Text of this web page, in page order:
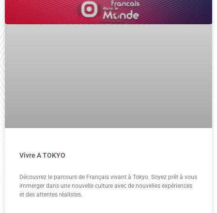
Vivre A TOKYO
Découvrez le parcours de Français vivant à Tokyo. Soyez prêt à vous
immerger dans une nouvelle culture avec de nouvelles expériences
et des attentes réalistes.